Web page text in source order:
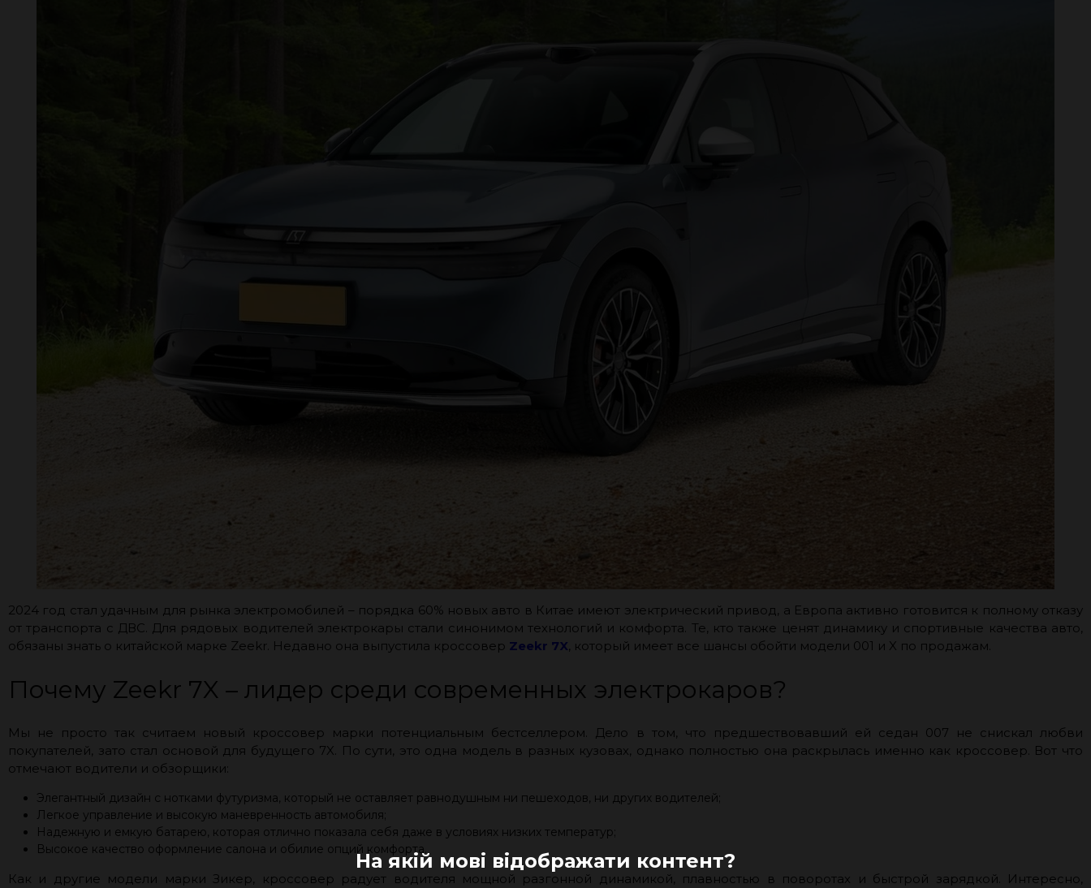
На якій мові відображати контент?
2024 год стал удачным для рынка электромобилей – порядка 60% новых авто в Китае имеют электрический привод, а Европа активно готовится к полному отказу
от транспорта с ДВС. Для рядовых водителей электрокары стали синонимом технологий и комфорта. Те, кто также ценят динамику и спортивные качества авто,
обязаны знать о китайской марке Zeekr. Недавно она выпустила кроссовер Zeekr 7X, который имеет все шансы обойти модели 001 и X по продажам.
Почему Zeekr 7X – лидер среди современных электрокаров?
Мы не просто так считаем новый кроссовер марки потенциальным бестселлером. Дело в том, что предшествовавший ей седан 007 не снискал любви
покупателей, зато стал основой для будущего 7X. По сути, это одна модель в разных кузовах, однако полностью она раскрылась именно как кроссовер. Вот что
отмечают водители и обзорщики:
Элегантный дизайн с нотками футуризма, который не оставляет равнодушным ни пешеходов, ни других водителей;
Легкое управление и высокую маневренность автомобиля;
Надежную и емкую батарею, которая отлично показала себя даже в условиях низких температур;
Высокое качество оформление салона и обилие опций комфорта.
Как и другие модели марки Зикер, кроссовер радует водителя мощной разгонной динамикой, плавностью в поворотах и быстрой зарядкой. Интересно,